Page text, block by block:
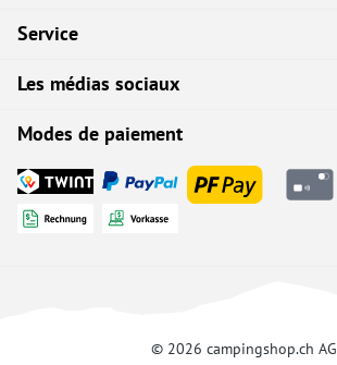
Service
Les médias sociaux
Modes de paiement
© 2026 campingshop.ch AG